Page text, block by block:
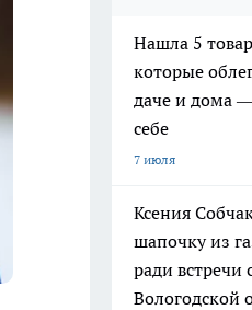
Нашла 5
которые
даче и дома
себе
7 июля
Ксения
шапочку из
ради встречи
Вологодской